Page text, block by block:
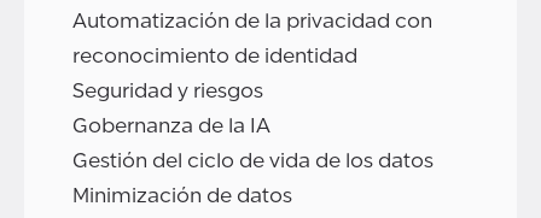
Automatización de la privacidad con
reconocimiento de identidad
Seguridad y riesgos
Gobernanza de la IA
Gestión del ciclo de vida de los datos
Minimización de datos